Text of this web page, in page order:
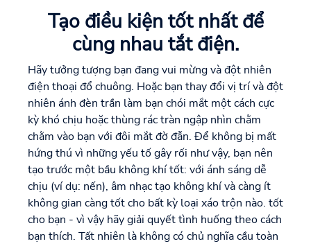
Tạo điều kiện tốt nhất để
cùng nhau tắt điện.
Hãy tưởng tượng bạn đang vui mừng và đột nhiên
điện thoại đổ chuông. Hoặc bạn thay đổi vị trí và đột
nhiên ánh đèn trần làm bạn chói mắt một cách cực
kỳ khó chịu hoặc thùng rác tràn ngập nhìn chằm
chằm vào bạn với đôi mắt đờ đẫn. Để không bị mất
hứng thú vì những yếu tố gây rối như vậy, bạn nên
tạo trước một bầu không khí tốt: với ánh sáng dễ
chịu (ví dụ: nến), âm nhạc tạo không khí và càng ít
không gian càng tốt cho bất kỳ loại xáo trộn nào. tốt
cho bạn - vì vậy hãy giải quyết tình huống theo cách
bạn thích. Tất nhiên là không có chủ nghĩa cầu toàn